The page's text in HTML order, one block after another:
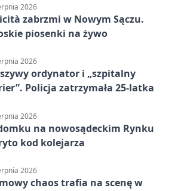
2026
zabrzmi w Nowym Sączu.
piosenki na żywo
2026
ordynator i „szpitalny
Policja zatrzymała 25-latka
2026
na nowosądeckim Rynku
kod kolejarza
2026
chaos trafia na scenę w